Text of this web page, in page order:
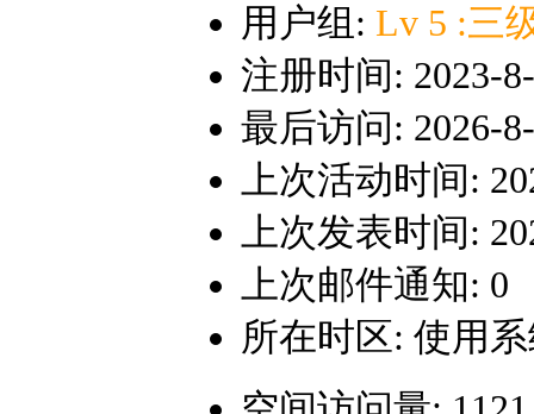
用户组: Lv 5 :三
注册时间: 2023-
最后访问: 2026-
上次活动时间:
上次发表时间:
上次邮件通知: 0
所在时区: 使用